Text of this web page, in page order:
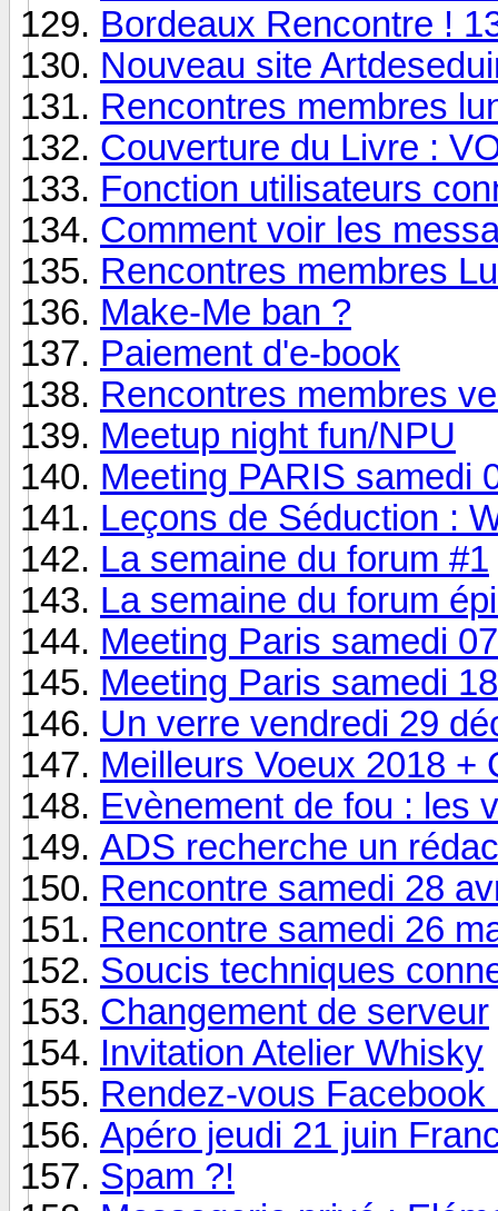
Bordeaux Rencontre !
Nouveau site
Rencontres membres
Couverture du Livre :
Fonction utilisateurs
Comment voir les
Rencontres membres
Make-Me ban ?
Paiement d'e-book
Rencontres membres
Meetup night fun/NPU
Meeting PARIS samedi
Leçons de Séduction :
La semaine du forum #1
La semaine du forum
Meeting Paris samedi
Meeting Paris samedi
Un verre vendredi 29
Meilleurs Voeux 2018 +
Evènement de fou : les
ADS recherche un
Rencontre samedi 28
Rencontre samedi 26
Soucis techniques
Changement de serveur
Invitation Atelier Whisky
Rendez-vous
Apéro jeudi 21 juin
Spam ?!